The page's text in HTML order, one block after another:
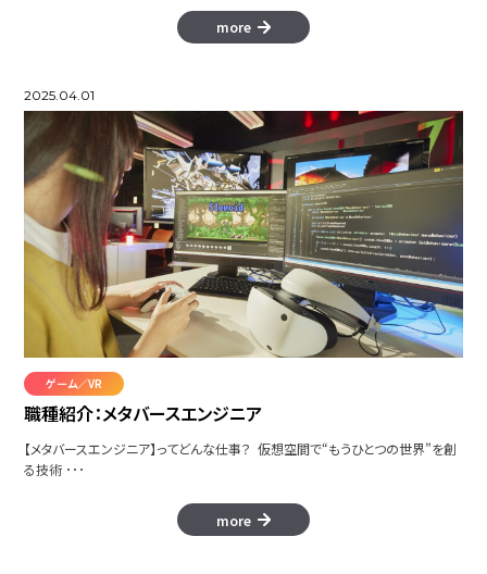
more
2025.04.01
ゲーム／VR
職種紹介：メタバースエンジニア
【メタバースエンジニア】ってどんな仕事？ 仮想空間で“もうひとつの世界”を創
る技術 ･･･
more